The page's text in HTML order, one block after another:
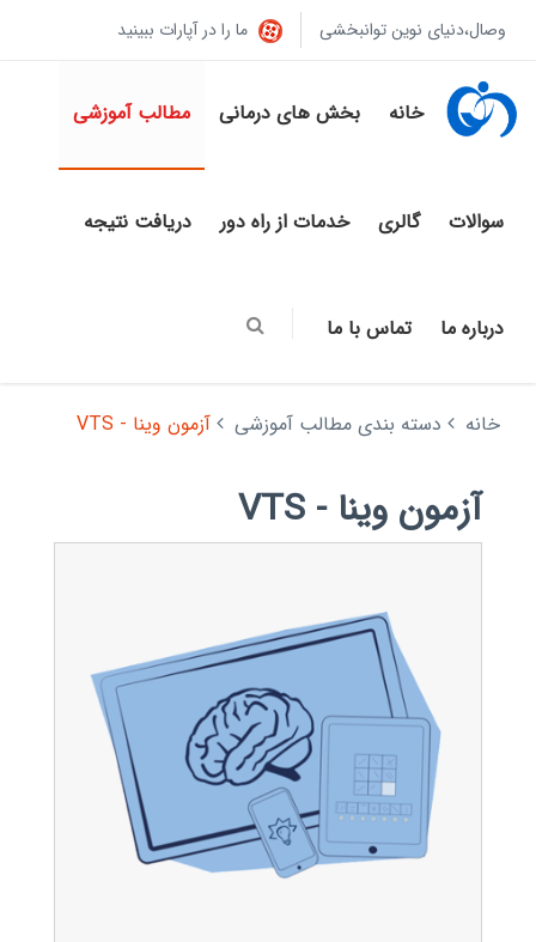
وصال،دنیای نوین توانبخشی ما را در آپارات ببینید
خانه بخش های درمانی مطالب آموزشی
سوالات گالری خدمات از راه دور دریافت نتیجه
درباره ما تماس با ما
خانه دسته بندی مطالب آموزشی آزمون وینا - VTS
آزمون وینا - VTS